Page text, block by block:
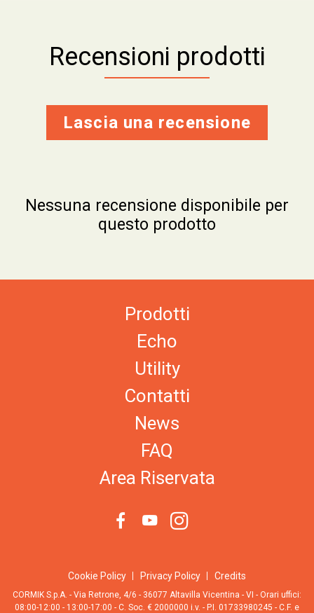
Recensioni prodotti
Lascia una recensione
Nessuna recensione disponibile per
questo prodotto
Prodotti
Echo
Utility
Contatti
News
FAQ
Area Riservata
Cookie Policy Privacy Policy Credits
CORMIK S.p.A. - Via Retrone, 4/6 - 36077 Altavilla Vicentina - VI - Orari uffici:
08:00-12:00 - 13:00-17:00 - C. Soc. € 2000000 i.v. - P.I. 01733980245 - C.F. e